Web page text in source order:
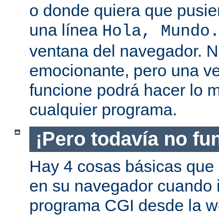
o donde quiera que
una línea Hola, Mundo.
ventana del navegador.
emocionante, pero una
funcione podrá hacer lo
cualquier programa.
¡Pero todavía no
Hay 4 cosas básicas
en su navegador
programa CGI desde la